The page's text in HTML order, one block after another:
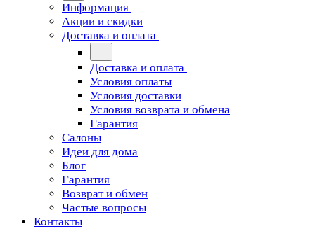
Информация
Акции и скидки
Доставка и оплата
Доставка и оплата
Условия оплаты
Условия доставки
Условия возврата и обмена
Гарантия
Салоны
Идеи для дома
Блог
Гарантия
Возврат и обмен
Частые вопросы
Контакты